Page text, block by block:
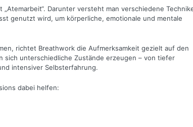
Darunter versteht man verschiedene
genutzt wird, um körperliche, emotionale und mentale
richtet Breathwork die Aufmerksamkeit gezielt auf den
sich unterschiedliche Zustände erzeugen – von tiefer
intensiver Selbsterfahrung.
dabei helfen: